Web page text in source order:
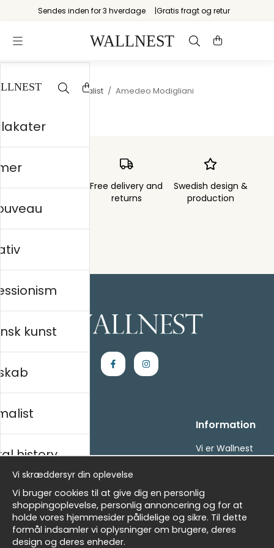
Sendes inden for 3 hverdage Gratis fragt og retur
Startsiden Maximalist / Amedeo Modigliani
Order sent within Free delivery and
returns
Swedish design &
production
Kontakt os
- Returer och återbetalningar
- Leverans - enkelt, snabbt &amp; gratis
Om cookies
Mine favoritter
Information
Vi er Wallnest
Nyhedsbrev
kunst
history
Vi skræddersyr din oplevelse
Vi bruger cookies til at give dig en personlig
shoppingoplevelse, personlig annoncering og for at
holde vores hjemmesider pålidelige og sikre. Til dette
formål indsamler vi oplysninger om brugere, deres
design og deres enheder.